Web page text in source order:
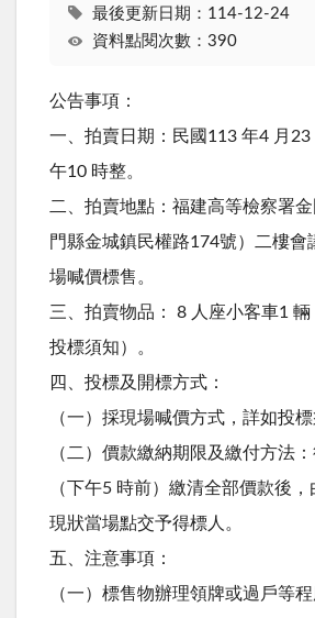
最後更新日期：114-12-24
資料點閱次數：390
公告事項：
一、拍賣日期：民國113 年4 月23
午10 時整。
二、拍賣地點：福建高等檢察署
門縣金城鎮民權路174號）二樓會
場喊價標售。
三、拍賣物品： 8 人座小客車1
投標須知）。
四、投標及開標方式：
（一）採現場喊價方式，詳如投標
（二）價款繳納期限及繳付方法
（下午5 時前）繳清全部價款後
現狀當場點交予得標人。
五、注意事項：
（一）標售物辦理領牌或過戶等